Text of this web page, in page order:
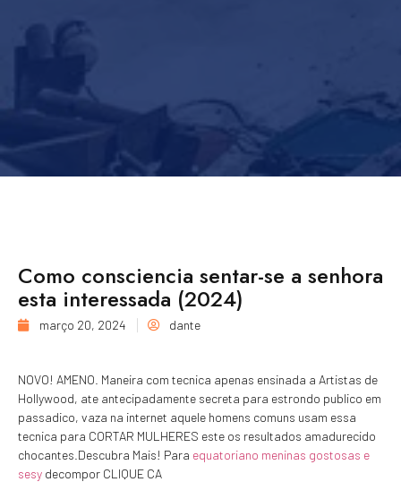
Como consciencia sentar-se a senhora
esta interessada (2024)
março 20, 2024 dante
NOVO! AMENO. Maneira com tecnica apenas ensinada a Artistas de
Hollywood, ate antecipadamente secreta para estrondo publico em
passadico, vaza na internet aquele homens comuns usam essa
tecnica para CORTAR MULHERES este os resultados amadurecido
chocantes.Descubra Mais! Para equatoriano meninas gostosas e
sesy decompor CLIQUE CA